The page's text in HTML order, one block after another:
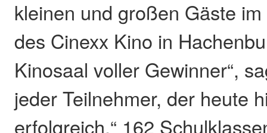
kleinen und großen Gäste
des Cinexx Kino in
Kinosaal voller Gewinner“,
jeder Teilnehmer, der heute
erfolgreich.“ 162